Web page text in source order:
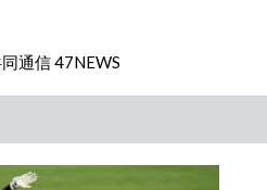
通信 47NEWS